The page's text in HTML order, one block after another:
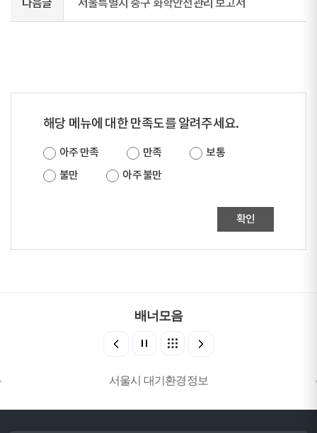
다음글 서울특별시 중구 화학안전관리 보고서
해당 메뉴에 대한 만족도를 알려주세요.
아주 만족 만족
보통
불만
아주 불만
확인
배너모음
서울시 대기환경정보